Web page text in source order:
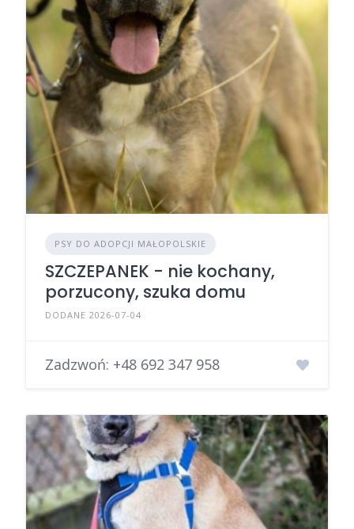
PSY DO ADOPCJI MAŁOPOLSKIE
SZCZEPANEK - nie kochany,
porzucony, szuka domu
DODANE 2026-07-04
Zadzwoń: +48 692 347 958